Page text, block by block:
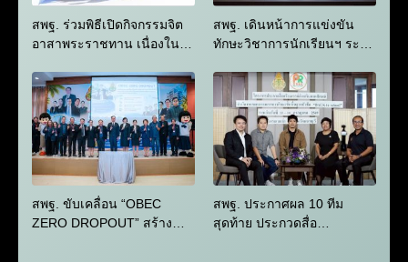
สพฐ. ร่วมพิธีเปิดกิจกรรมจิต
อาสาพระราชทาน เนื่องใน
พระชนมพรรษา พระบาท
สมเด็จพระเจ้าอยู่หัว 28
กรกฎาคม 2569
สพฐ. เดินหน้าการแข่งขัน
ทักษะวิชาการนักเรียนฯ ระดับ
ปี 2569 เปิดเวทีเสริมสร้าง
ศักยภาพผู้เรียนอย่างสมดุลทั้ง
ด้านพลศึกษา พุทธิศึกษา
จริยศึกษา และหัตถศึกษา
สพฐ. ขับเคลื่อน “OBEC
ZERO DROPOUT” สร้าง
สพฐ. ประกาศผล 10 ทีม
สุดท้าย ประกวดสื่อ